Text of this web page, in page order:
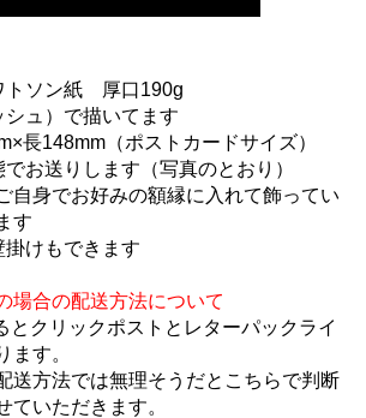
トソン紙 厚口190g
ュ）で描いてます
長148mm（ポストカードサイズ）
お送りします（写真のとおり）
身でお好みの額縁に入れて飾ってい
す
けもできます
場合の配送方法について
とクリックポストとレターパックライ
ます。
送方法では無理そうだとこちらで判断
ていただきます。